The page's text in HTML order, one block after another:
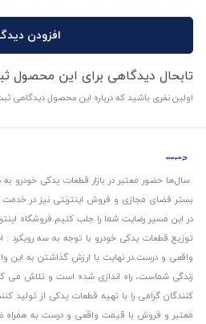
افزودن
تابحال دیدگاهی برای این محصول
اولین نفری باشید که درباره این محصول دیدگاهی
سال‌ها حضور معتبر در بازار قطعات یدکی خودرو
بستر فضای مجازی و فروش اینترنتی نیز در
در این مسیر رضایت شما را جلب کنیم.فروشگاه
توزیع قطعات یدکی خودرو با توجه به سه رویکرد
واقعی و درست.در نهایت با ارزش گذاشتن به این
زندگی شماست، راه اندازی شده است و تلاش می
کنندگان گرامی را با تهیه قطعات یدکی از تولید
معتبر و فروش با قیمت واقعی و درست به همراه